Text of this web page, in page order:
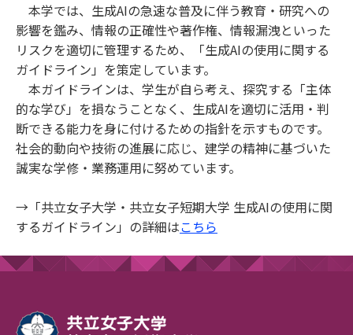
本学では、生成AIの急速な普及に伴う教育・研究への
影響を鑑み、情報の正確性や著作権、情報漏洩といった
リスクを適切に管理するため、「生成AIの使用に関する
ガイドライン」を策定しています。
本ガイドラインは、学生が自ら考え、探究する「主体
的な学び」を損なうことなく、生成AIを適切に活用・判
断できる能力を身に付けるための指針を示すものです。
社会的動向や技術の進展に応じ、建学の精神に基づいた
誠実な学修・業務運用に努めています。
→「共立女子大学・共立女子短期大学 生成AIの使用に関
するガイドライン」の詳細はこちら